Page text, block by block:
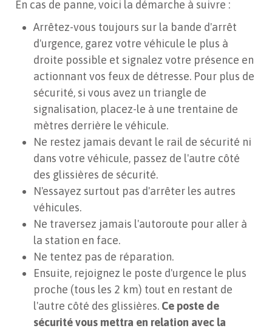
En cas de panne, voici la démarche à suivre :
Arrêtez-vous toujours sur la bande d'arrêt
d'urgence, garez votre véhicule le plus à
droite possible et signalez votre présence en
actionnant vos feux de détresse. Pour plus de
sécurité, si vous avez un triangle de
signalisation, placez-le à une trentaine de
mètres derrière le véhicule.
Ne restez jamais devant le rail de sécurité ni
dans votre véhicule, passez de l'autre côté
des glissières de sécurité.
N'essayez surtout pas d'arrêter les autres
véhicules.
Ne traversez jamais l'autoroute pour aller à
la station en face.
Ne tentez pas de réparation.
Ensuite, rejoignez le poste d'urgence le plus
proche (tous les 2 km) tout en restant de
l'autre côté des glissières. Ce poste de
sécurité vous mettra en relation avec la